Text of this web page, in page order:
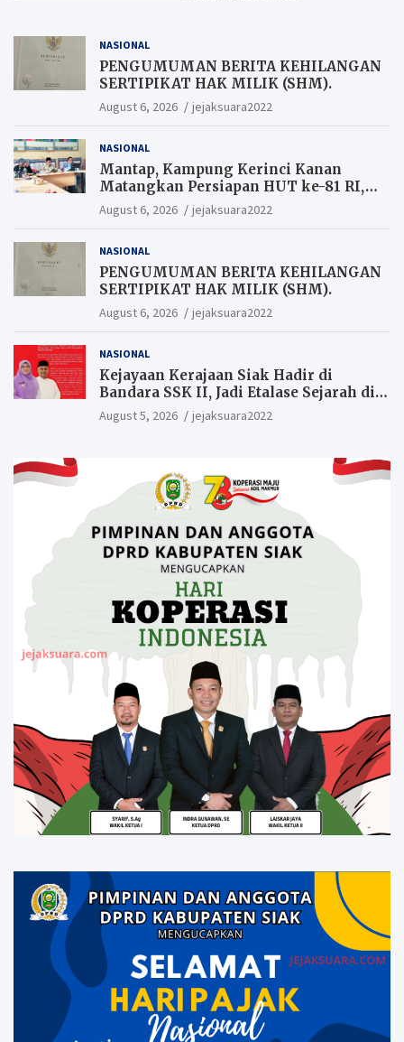
NASIONAL
PENGUMUMAN BERITA KEHILANGAN
SERTIPIKAT HAK MILIK (SHM).
August 6, 2026 jejaksuara2022
NASIONAL
Mantap, Kampung Kerinci Kanan
Matangkan Persiapan HUT ke-81 RI,
Warga yang ikut Upacara
Berkesempatan Raih Hadiah
August 6, 2026 jejaksuara2022
NASIONAL
PENGUMUMAN BERITA KEHILANGAN
SERTIPIKAT HAK MILIK (SHM).
August 6, 2026 jejaksuara2022
NASIONAL
Kejayaan Kerajaan Siak Hadir di
Bandara SSK II, Jadi Etalase Sejarah di
Gerbang Riau
August 5, 2026 jejaksuara2022